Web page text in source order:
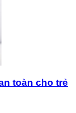
toàn cho trẻ